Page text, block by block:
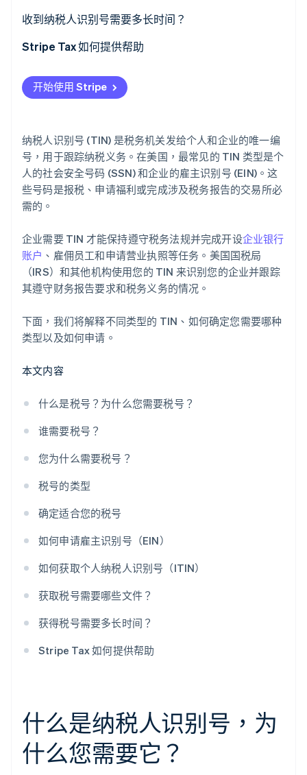
公司
非美国居民和外资企业
有雇员的企业
独立承包商
3. 选择您的申请方式
4. 等待确认并妥善保管您的 EIN
5. 进行必要更改
2. 收集所需的文件
3. 填写 W-7 表格
4. 提交申请
5. 等待处理
7. 根据需要续订或更新您的 ITIN
个人身份证件
企业注册信息
邮寄地址和联系方式
企业性质
授权签字人详细信息
收到纳税人识别号需要多长时间？
Stripe Tax 如何提供帮助
开始使用 Stripe
纳税人识别号 (TIN) 是税务机关发给个人和企业的唯一编
号，用于跟踪纳税义务。在美国，最常见的 TIN 类型是个
人的社会安全号码 (SSN) 和企业的雇主识别号 (EIN)。这
些号码是报税、申请福利或完成涉及税务报告的交易所必
需的。
企业需要 TIN 才能保持遵守税务法规并完成开设企业银行
账户 、雇佣员工和申请营业执照等任务。美国国税局
（IRS）和其他机构使用您的 TIN 来识别您的企业并跟踪
其遵守财务报告要求和税务义务的情况。
下面，我们将解释不同类型的 TIN、如何确定您需要哪种
类型以及如何申请。
本文内容
什么是税号？为什么您需要税号？
谁需要税号？
您为什么需要税号？
税号的类型
确定适合您的税号
如何申请雇主识别号（EIN）
如何获取个人纳税人识别号（ITIN）
获取税号需要哪些文件？
获得税号需要多长时间？
Stripe Tax 如何提供帮助
什么是纳税人识别号，为
什么您需要它？